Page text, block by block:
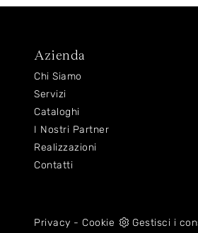
Azienda
Chi Siamo
Servizi
Cataloghi
I Nostri Partner
Realizzazioni
Contatti
Privacy - Cookie Gestisci i